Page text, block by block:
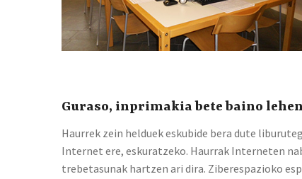
Guraso, inprimakia bete baino
Haurrek zein helduek eskubide bera dute
Internet ere, eskuratzeko. Haurrak Interneten
trebetasunak hartzen ari dira. Ziberespazioko